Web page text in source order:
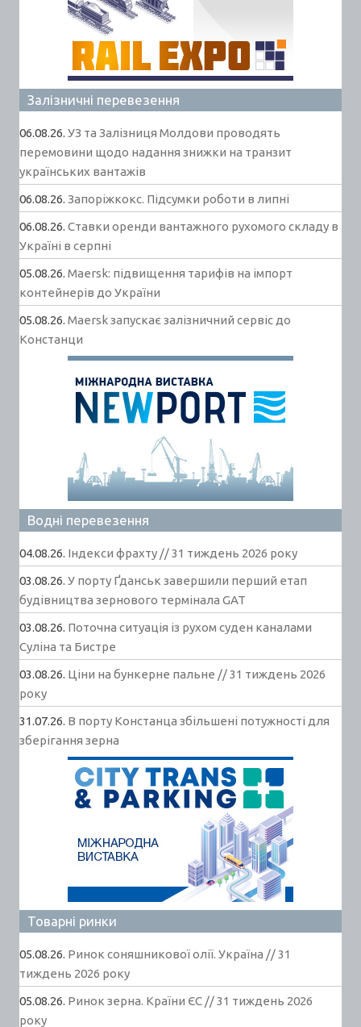
Залізничні перевезення
06.08.26. УЗ та Залізниця Молдови проводять
перемовини щодо надання знижки на транзит
українських вантажів
06.08.26. Запоріжкокс. Підсумки роботи в липні
06.08.26. Ставки оренди вантажного рухомого складу в
Україні в серпні
05.08.26. Maersk: підвищення тарифів на імпорт
контейнерів до України
05.08.26. Maersk запускає залізничний сервіс до
Констанци
Водні перевезення
04.08.26. Індекси фрахту // 31 тиждень 2026 року
03.08.26. У порту Ґданськ завершили перший етап
будівництва зернового термінала GAT
03.08.26. Поточна ситуація із рухом суден каналами
Суліна та Бистре
03.08.26. Ціни на бункерне пальне // 31 тиждень 2026
року
31.07.26. В порту Констанца збільшені потужності для
зберігання зерна
Товарні ринки
05.08.26. Ринок соняшникової олії. Україна // 31
тиждень 2026 року
05.08.26. Ринок зерна. Країни ЄС // 31 тиждень 2026
року